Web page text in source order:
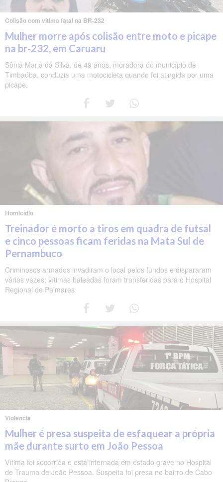
Colisão com vítima fatal na BR-232
Mulher morre após colisão entre moto e picape
na br-232, em Caruaru
Sônia Maria da Silva, de 49 anos, moradora do município de
Timbaúba, conduzia uma motocicleta quando foi atingida por uma
picape.
Homicídio
Treinador é morto a tiros em quadra de futsal
e cinco pessoas ficam feridas na Mata Sul de
Pernambuco
Criminosos armados invadiram o local pelos fundos e dispararam
várias vezes; vítimas baleadas foram transferidas para o Hospital
Regional de Palmares
Violência
Mulher é presa suspeita de esfaquear a própria
mãe durante surto em João Pessoa
Vítima foi socorrida e está internada em estado grave no Hospital
de Trauma de João Pessoa. Suspeita foi presa no bairro de Cabo